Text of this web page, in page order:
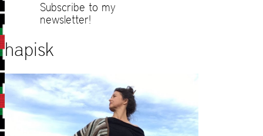
Subscribe to my
newsletter!
hapisk